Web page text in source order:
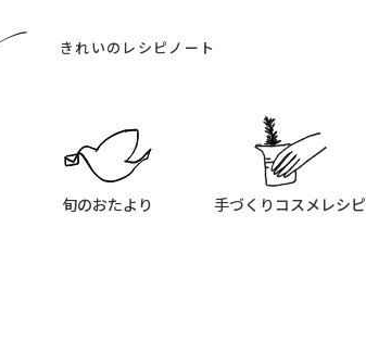
きれいのレシピノート
旬のおたより 手づくりコスメレシピ